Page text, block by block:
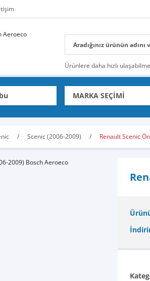
Ürünlere daha hızlı
Scenic (2006-2009) Renault Scenic